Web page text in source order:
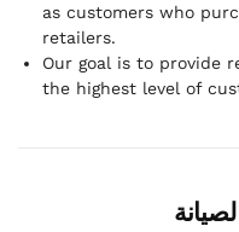
as customers who
retailers.
Our goal is to provide
the highest level of